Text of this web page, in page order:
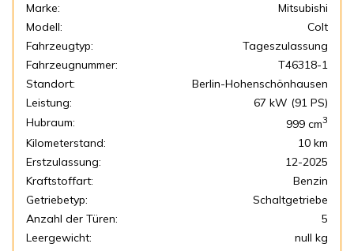
Marke:
Mitsubishi
Modell:
Colt
Fahrzeugtyp:
Tageszulassung
Fahrzeugnummer:
T46318-1
Standort:
Berlin-Hohenschönhausen
Leistung:
67 kW (91 PS)
Hubraum:
999 cm3
Kilometerstand:
10 km
Erstzulassung:
12-2025
Kraftstoffart:
Benzin
Getriebetyp:
Schaltgetriebe
Anzahl der Türen:
5
Leergewicht:
null kg